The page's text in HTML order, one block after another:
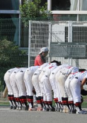
摩大会(秋季)VS府中二